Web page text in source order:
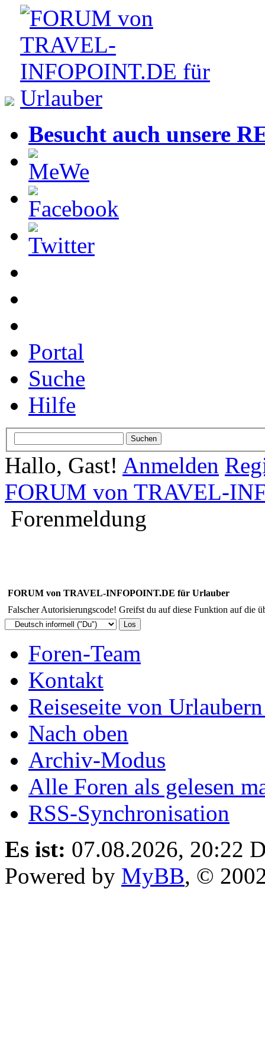
Besucht auch unsere
Portal
Suche
Hilfe
Hallo, Gast! Anmelden
FORUM von TRAVEL-
Forenmeldung
FORUM von TRAVEL-INFOPOINT.DE für Urlauber
Falscher Autorisierungscode! Greifst du auf diese Funktion auf die
Foren-Team
Kontakt
Reiseseite von
Nach oben
Archiv-Modus
Alle Foren als gelesen
RSS-Synchronisation
Es ist: 07.08.2026, 20:22
Powered by MyBB, ©